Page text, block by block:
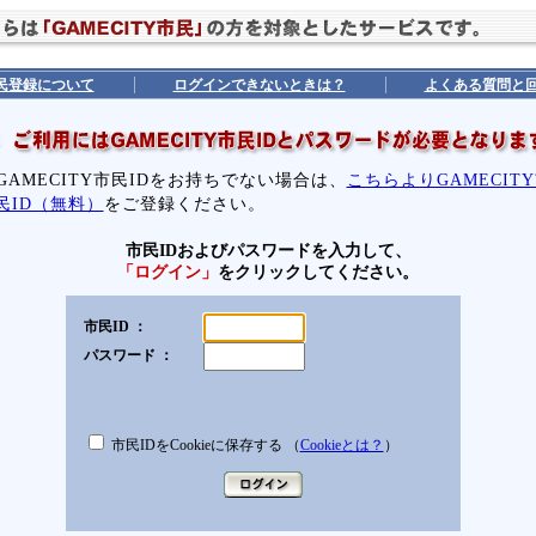
登録について ログインできないときは？ よくある質問と
市民IDをお持ちでない場合は、 こちらより
ID（無料） をご登録ください。
市民IDおよびパスワードを入力して、
「ログイン」 をクリックしてください。
市民ID ：
パスワード ：
市民IDをCookieに保存する （Cookieとは？ ）